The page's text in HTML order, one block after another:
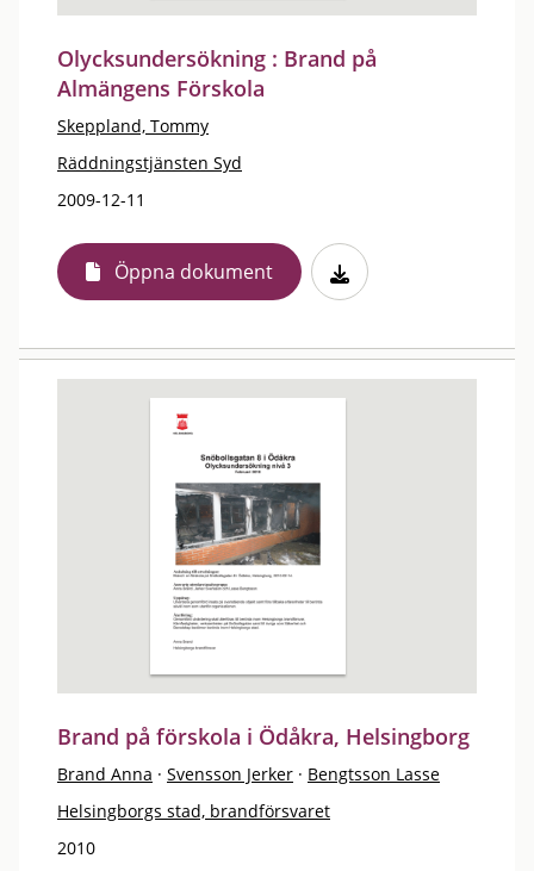
Olycksundersökning : Brand på
Almängens Förskola
Skeppland, Tommy
Räddningstjänsten Syd
2009-12-11
Öppna dokument
Brand på förskola i Ödåkra, Helsingborg
Brand Anna · Svensson Jerker · Bengtsson Lasse
Helsingborgs stad, brandförsvaret
2010